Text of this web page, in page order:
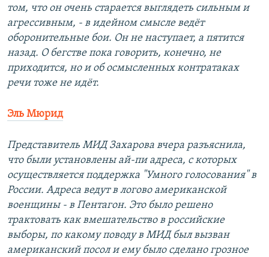
том, что он очень старается выглядеть сильным и
агрессивным, - в идейном смысле ведёт
оборонительные бои. Он не наступает, а пятится
назад. О бегстве пока говорить, конечно, не
приходится, но и об осмысленных контратаках
речи тоже не идёт.
Эль Мюрид
Представитель МИД Захарова вчера разъяснила,
что были установлены ай-пи адреса, с которых
осуществляется поддержка "Умного голосования" в
России. Адреса ведут в логово американской
военщины - в Пентагон. Это было решено
трактовать как вмешательство в российские
выборы, по какому поводу в МИД был вызван
американский посол и ему было сделано грозное